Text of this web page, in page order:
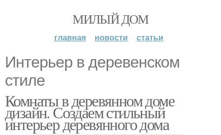
МИЛЫЙ ДОМ
главная новости статьи
Интерьер в деревенском
стиле
Комнаты в деревянном доме
дизайн. Создаем стильный
интерьер деревянного дома